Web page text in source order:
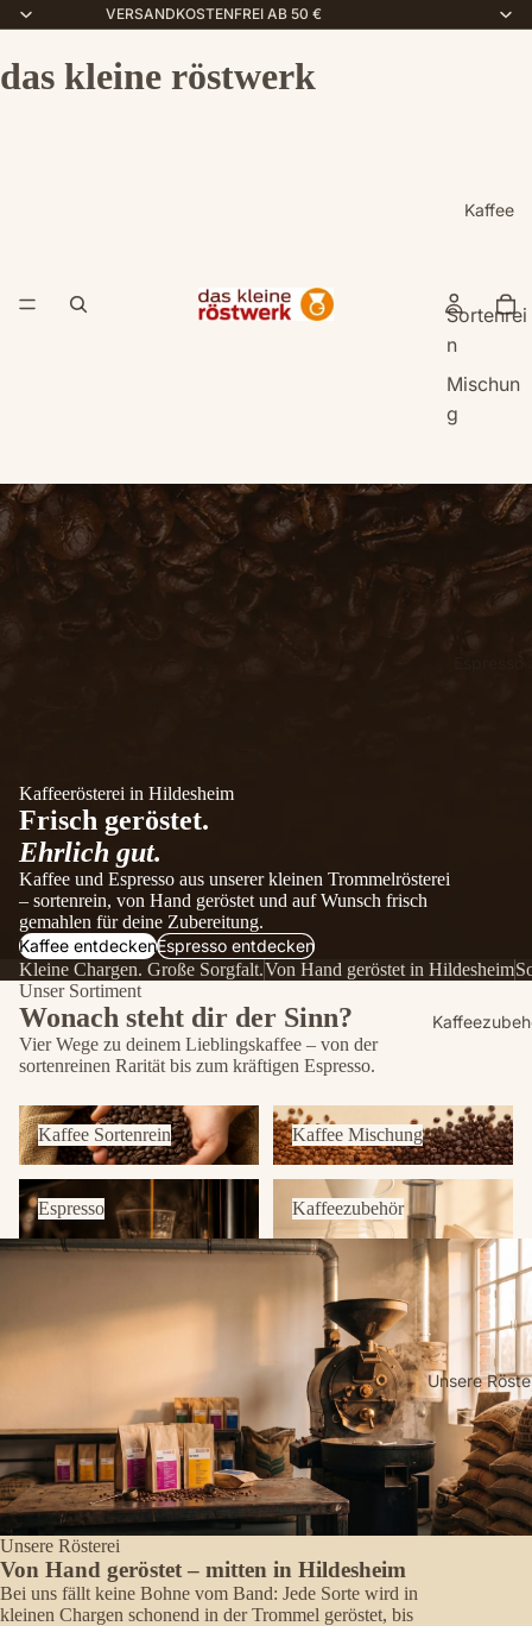
VERSANDKOSTENFREI AB 50 €
das kleine röstwerk
Kaffee
Sortenrei
n
Mischun
g
Unsere
Kaffeerösterei in Hildesheim
Frisch geröstet.
Ehrlich gut.
Kaffee und Espresso aus unserer kleinen Trommelrösterei
– sortenrein, von Hand geröstet und auf Wunsch frisch
gemahlen für deine Zubereitung.
Kaffee entdeckenEspresso entdecken
Kleine Chargen. Große Sorgfalt.Von Hand geröstet in Hildesheim
Unser Sortiment
Wonach steht dir der Sinn?
Vier Wege zu deinem Lieblingskaffee – von der
sortenreinen Rarität bis zum kräftigen Espresso.
Kaffee Sortenrein
Kaffee Sortenrein
Kaffee Mischung
Kaffee Mischung
Espresso
Espresso
Kaffeezubehör
Kaffeezubehör
Unsere Rösterei
Von Hand geröstet – mitten in Hildesheim
Bei uns fällt keine Bohne vom Band: Jede Sorte wird in
kleinen Chargen schonend in der Trommel geröstet, bis